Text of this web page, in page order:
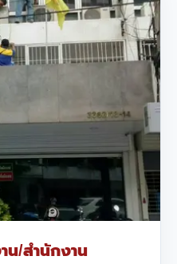
น/สำนักงาน